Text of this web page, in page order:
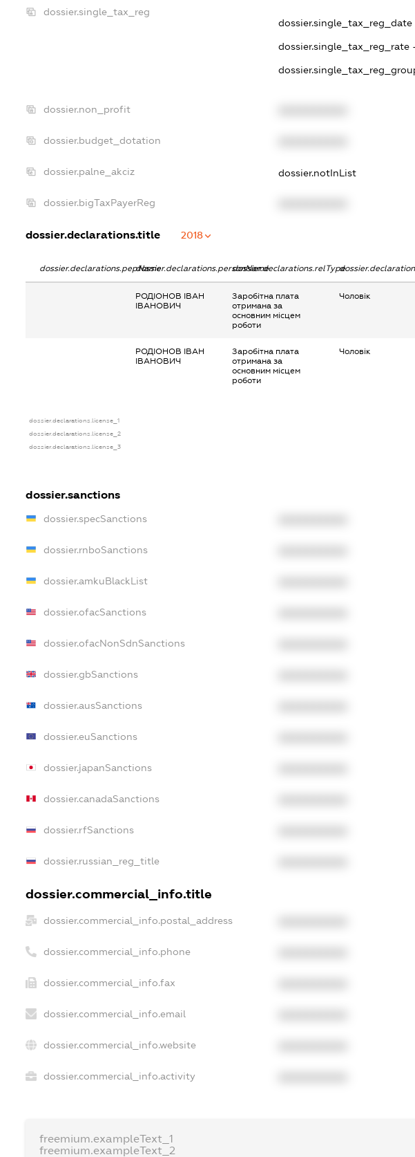
dossier.single_tax_reg
dossier.single_tax_reg_date -
dossier.single_tax_reg_rate
dossier.non_profit
dossier.budget_dotation
dossier.palne_akciz dossier.notInList
dossier.bigTaxPayerReg
dossier.declarations.title 2018
dossier.declarations.pepNamedossier.declarations.personNamedossier.declarations.relType
РОДІОНОВ ІВАН
ІВАНОВИЧ
Заробітна плата
отримана за
основним місцем
роботи
Чоловік
РОДІОНОВ ІВАН
ІВАНОВИЧ
Заробітна плата
отримана за
основним місцем
роботи
Чоловік
dossier.declarations.license_1
dossier.declarations.license_2
dossier.declarations.license_3
dossier.sanctions
dossier.specSanctions
dossier.rnboSanctions
dossier.amkuBlackList
dossier.ofacSanctions
dossier.ofacNonSdnSanctions
dossier.gbSanctions
dossier.ausSanctions
dossier.euSanctions
dossier.japanSanctions
dossier.canadaSanctions
dossier.rfSanctions
dossier.russian_reg_title
dossier.commercial_info.title
dossier.commercial_info.postal_address
dossier.commercial_info.phone
dossier.commercial_info.fax
dossier.commercial_info.email
dossier.commercial_info.website
dossier.commercial_info.activity
freemium.exampleText_1
freemium.exampleText_2